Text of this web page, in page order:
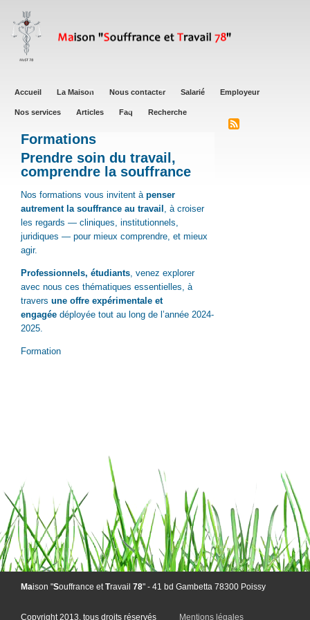
contenu
principal
Main
Accueil La Maison Nous contacter Salarié Employeur
Nos services Articles Faq Recherche
Formations
Prendre soin du travail,
comprendre la souffrance
Nos formations vous invitent à penser
autrement la souffrance au travail , à croiser
les regards — cliniques, institutionnels,
juridiques — pour mieux comprendre, et mieux
agir.
Professionnels, étudiants , venez explorer
avec nous ces thématiques essentielles, à
travers une offre expérimentale et
engagée déployée tout au long de l’année 2024-
2025.
Formation
Maison "Souffrance etTravail 78" - 41 bd Gambetta 78300 Poissy
Copyright 2013, tous droits réservés Mentions légales